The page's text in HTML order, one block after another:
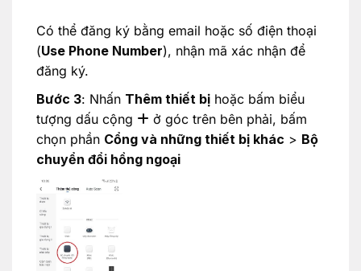
Có thể đăng ký bằng email hoặc số điện thoại
(Use Phone Number), nhận mã xác nhận để
đăng ký.
Bước 3: Nhấn Thêm thiết bịhoặc bấm biểu
tượng dấu cộng
ở góc trên bên phải, bấm
chọn phần Cổng và những thiết bị khác > Bộ
chuyển đổi hồng ngoại